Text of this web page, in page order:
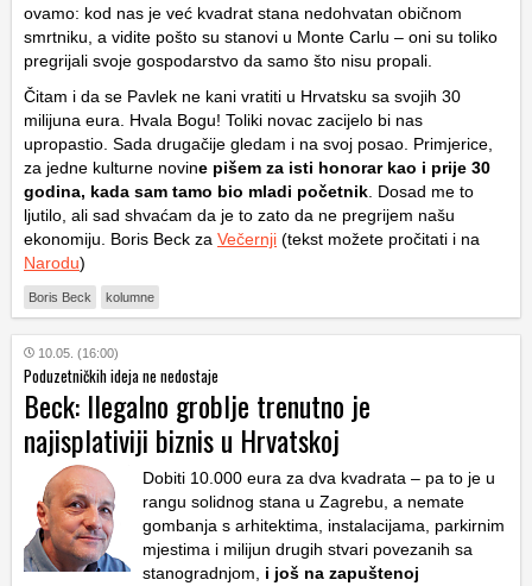
ovamo: kod nas je već kvadrat stana nedohvatan običnom
smrtniku, a vidite pošto su stanovi u Monte Carlu – oni su toliko
pregrijali svoje gospodarstvo da samo što nisu propali.
Čitam i da se Pavlek ne kani vratiti u Hrvatsku sa svojih 30
milijuna eura. Hvala Bogu! Toliki novac zacijelo bi nas
upropastio. Sada drugačije gledam i na svoj posao. Primjerice,
za jedne kulturne novine pišem za isti honorar kao i prije 30
godina, kada sam tamo bio mladi početnik . Dosad me to
ljutilo, ali sad shvaćam da je to zato da ne pregrijem našu
ekonomiju. Boris Beck za Večernji (tekst možete pročitati i na
Narodu)
Boris Beck kolumne
10.05. (16:00)
Poduzetničkih ideja ne nedostaje
Beck: Ilegalno groblje trenutno je
najisplativiji biznis u Hrvatskoj
Dobiti 10.000 eura za dva kvadrata – pa to je u
rangu solidnog stana u Zagrebu, a nemate
gombanja s arhitektima, instalacijama, parkirnim
mjestima i milijun drugih stvari povezanih sa
stanogradnjom,
i još na zapuštenoj